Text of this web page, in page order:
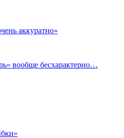
аккуратно»
вообще бесхарактерно…